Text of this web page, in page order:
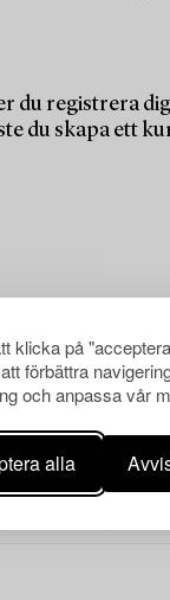
klicka på
förbättra
och anpassa vår
alla
du registrera
du skapa ett
& KONSTHANTVERK